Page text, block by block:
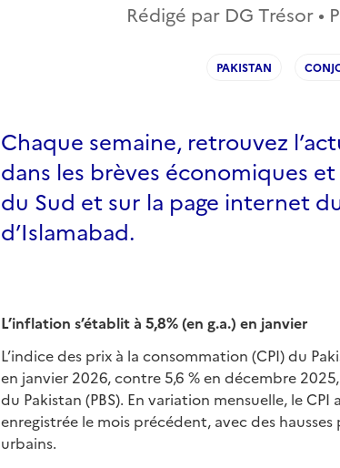
Rédigé par DG Trésor •
PAKISTAN
Chaque semaine, retrouvez
dans les brèves économiques
du Sud et sur la page internet
d’Islamabad.
L’inflation s’établit à 5,8% (en g.a.) en janvier
L’indice des prix à la consommation (CPI) du
en janvier 2026, contre 5,6 % en décembre
du Pakistan (PBS). En variation mensuelle, le
enregistrée le mois précédent, avec des
urbains.